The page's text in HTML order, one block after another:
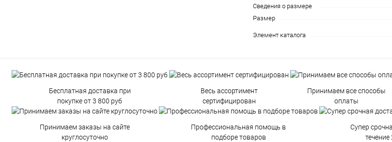
Сведения о размере
Размер
Элемент каталога
Бесплатная доставка при
покупке от 3 800 руб
Весь ассортимент
сертифицирован
Принимаем все способы
оплаты
Принимаем заказы на сайте
круглосуточно
Профессиональная помощь в
подборе товаров
Супер
течение